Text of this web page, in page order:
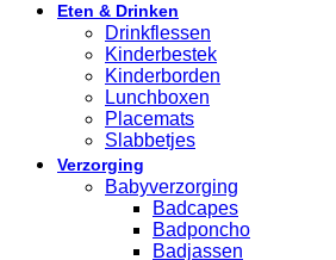
Eten & Drinken
Drinkflessen
Kinderbestek
Kinderborden
Lunchboxen
Placemats
Slabbetjes
Verzorging
Babyverzorging
Badcapes
Badponcho
Badjassen